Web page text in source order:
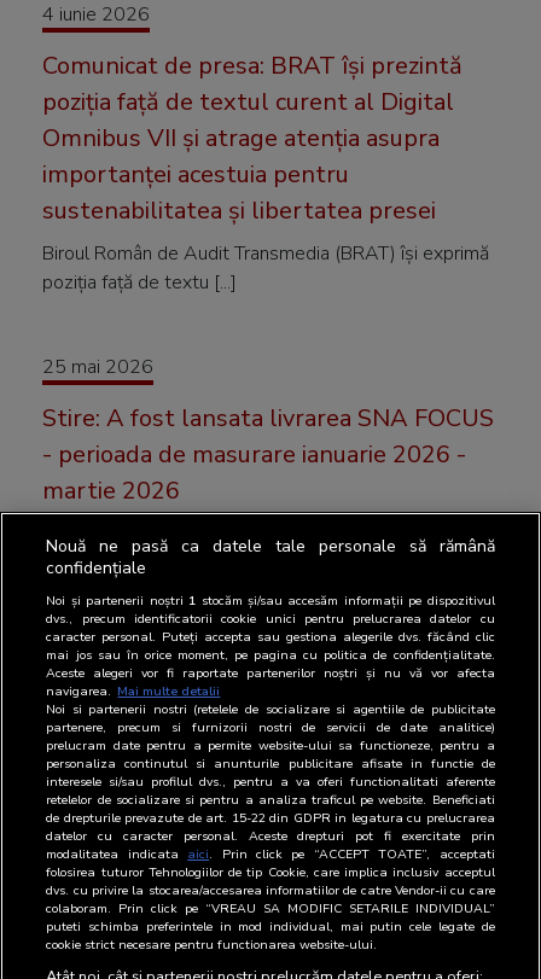
4 iunie 2026
Comunicat de presa: BRAT își prezintă
poziția față de textul curent al Digital
Omnibus VII și atrage atenția asupra
importanței acestuia pentru
sustenabilitatea și libertatea presei
Biroul Român de Audit Transmedia (BRAT) își exprimă
poziția față de textu [...]
25 mai 2026
Stire: A fost lansata livrarea SNA FOCUS
- perioada de masurare ianuarie 2026 -
martie 2026
Luni, 25 mai, BRAT a publicat cele mai recente
rezultatele SNA FOCUS.
16 martie 2026
16 martie 2026, BRAT a publicat cele
mai recente cifre de difuzare ale
publicatiilor tiparite auditate de BRAT
Astazi 16 martie, BRAT a publicat cele mai recente
cifre de difuzare ale publicațiilor ti [...]
Nouă ne pasă ca datele tale personale să rămână
confidențiale
Noi și partenerii noștri 1 stocăm și/sau accesăm informații pe dispozitivul
dvs., precum identificatorii cookie unici pentru prelucrarea datelor cu
caracter personal. Puteți accepta sau gestiona alegerile dvs. făcând clic
mai jos sau în orice moment, pe pagina cu politica de confidențialitate.
Aceste alegeri vor fi raportate partenerilor noștri și nu vă vor afecta
navigarea. Mai multe detalii
Noi si partenerii nostri (retelele de socializare si agentiile de publicitate
partenere, precum si furnizorii nostri de servicii de date analitice)
prelucram date pentru a permite website-ului sa functioneze, pentru a
personaliza continutul si anunturile publicitare afisate in functie de
interesele si/sau profilul dvs., pentru a va oferi functionalitati aferente
retelelor de socializare si pentru a analiza traficul pe website. Beneficiati
de drepturile prevazute de art. 15-22 din GDPR in legatura cu prelucrarea
datelor cu caracter personal. Aceste drepturi pot fi exercitate prin
modalitatea indicata aici. Prin click pe “ACCEPT TOATE”, acceptati
folosirea tuturor Tehnologiilor de tip Cookie, care implica inclusiv acceptul
dvs. cu privire la stocarea/accesarea informatiilor de catre Vendor-ii cu care
colaboram. Prin click pe “VREAU SA MODIFIC SETARILE INDIVIDUAL”
puteti schimba preferintele in mod individual, mai putin cele legate de
cookie strict necesare pentru functionarea website-ului.